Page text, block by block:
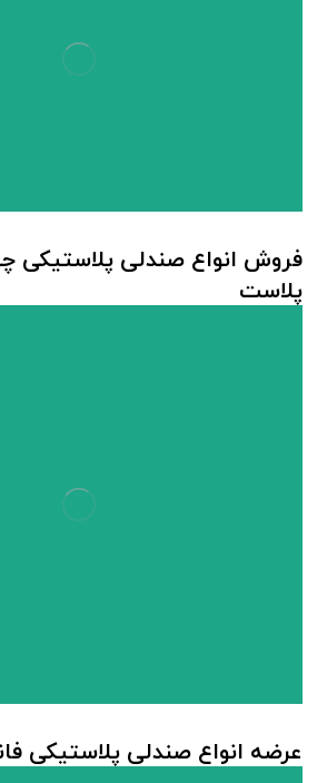
فروش انواع صندلی پلاستیکی
پلاست
عرضه انواع صندلی پلاستیکی